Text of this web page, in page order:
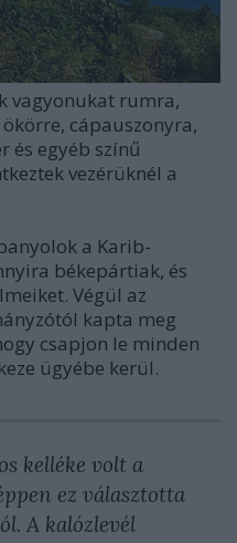
vagyonukat rumra,
cápauszonyra,
és egyéb színű
vezérüknél a
a Karib-
békepártiak, és
Végül az
kapta meg
csapjon le minden
ügyébe kerül.
kelléke volt a
ez választotta
A kalózlevél